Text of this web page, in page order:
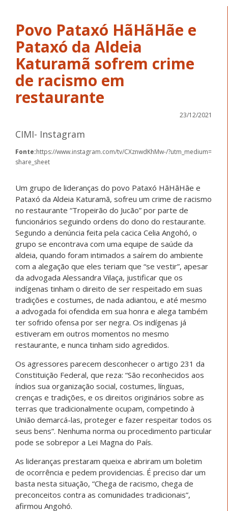
Povo Pataxó HãHãHãe e
Pataxó da Aldeia
Katuramã sofrem crime
de racismo em
restaurante
23/12/2021
CIMI- Instagram
Fonte:https://www.instagram.com/tv/CXznwdKhMw-/?utm_medium=
share_sheet
Um grupo de lideranças do povo Pataxó HãHãHãe e
Pataxó da Aldeia Katuramã, sofreu um crime de racismo
no restaurante “Tropeirão do Jucão” por parte de
funcionários seguindo ordens do dono do restaurante.
Segundo a denúncia feita pela cacica Celia Angohó, o
grupo se encontrava com uma equipe de saúde da
aldeia, quando foram intimados a saírem do ambiente
com a alegação que eles teriam que “se vestir”, apesar
da advogada Alessandra Vilaça, justificar que os
indígenas tinham o direito de ser respeitado em suas
tradições e costumes, de nada adiantou, e até mesmo
a advogada foi ofendida em sua honra e alega também
ter sofrido ofensa por ser negra. Os indígenas já
estiveram em outros momentos no mesmo
restaurante, e nunca tinham sido agredidos.
Os agressores parecem desconhecer o artigo 231 da
Constituição Federal, que reza: “São reconhecidos aos
índios sua organização social, costumes, línguas,
crenças e tradições, e os direitos originários sobre as
terras que tradicionalmente ocupam, competindo à
União demarcá-las, proteger e fazer respeitar todos os
seus bens”. Nenhuma norma ou procedimento particular
pode se sobrepor a Lei Magna do País.
As lideranças prestaram queixa e abriram um boletim
de ocorrência e pedem providencias. É preciso dar um
basta nesta situação, “Chega de racismo, chega de
preconceitos contra as comunidades tradicionais”,
afirmou Angohó.